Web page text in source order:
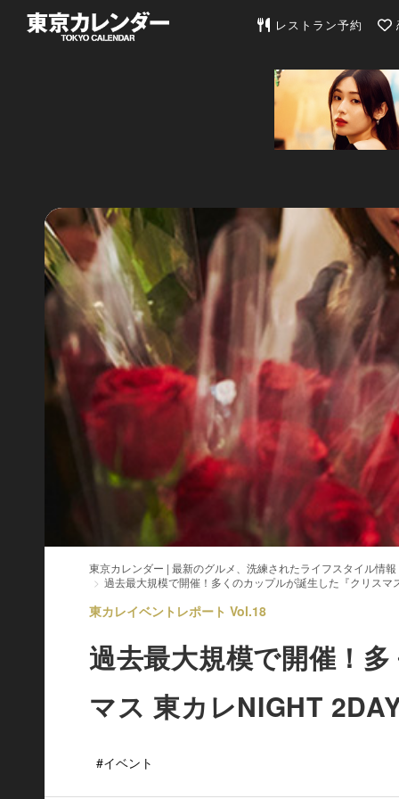
東京カレンダー | 最新
レストラン予約
東京カレンダー | 最新のグルメ、洗練されたライフスタイル情報
過去最大規模で開催！多くのカップルが誕生した『クリス
東カレイベントレポート Vol.18
過去最大規模で開催！
マス 東カレNIGHT
#イベント